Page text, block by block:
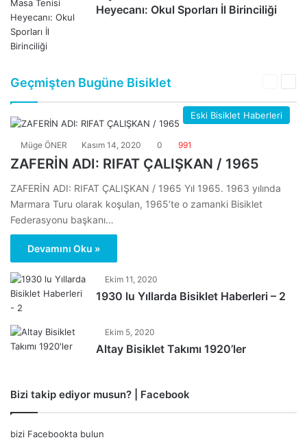
Heyecanı: Okul Sporları İl Birinciliği
Geçmişten Bugüne Bisiklet
Eski Bisiklet Haberleri
Müge ÖNER Kasım 14, 2020 0 991
ZAFERİN ADI: RIFAT ÇALIŞKAN / 1965
ZAFERİN ADI: RIFAT ÇALIŞKAN / 1965 Yıl 1965. 1963 yılında
Marmara Turu olarak koşulan, 1965’te o zamanki Bisiklet
Federasyonu başkanı…
Devamını Oku »
Ekim 11, 2020
1930 lu Yıllarda Bisiklet Haberleri – 2
Ekim 5, 2020
Altay Bisiklet Takımı 1920’ler
Bizi takip ediyor musun? | Facebook
bizi Facebookta bulun